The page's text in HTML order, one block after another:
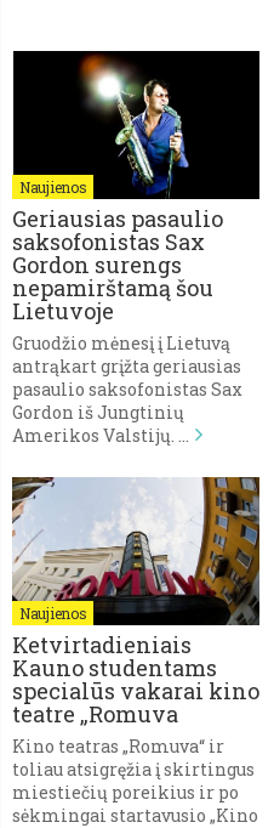
Naujienos
Geriausias pasaulio
saksofonistas Sax
Gordon surengs
nepamirštamą šou
Lietuvoje
Gruodžio mėnesį į Lietuvą
antrąkart grįžta geriausias
pasaulio saksofonistas Sax
Gordon iš Jungtinių
Amerikos Valstijų. …
Naujienos
Ketvirtadieniais
Kauno studentams
specialūs vakarai kino
teatre „Romuva
Kino teatras „Romuva“ ir
toliau atsigręžia į skirtingus
miestiečių poreikius ir po
sėkmingai startavusio „Kino